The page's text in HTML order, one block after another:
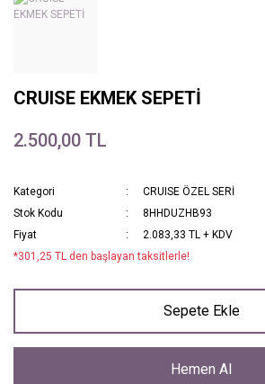
CRUISE EKMEK SEPETİ
2.500,00 TL
Kategori
CRUISE ÖZEL SERİ
Stok Kodu
8HHDUZHB93
Fiyat
2.083,33 TL + KDV
*301,25 TL den başlayan taksitlerle!
Sepete Ekle
Hemen Al